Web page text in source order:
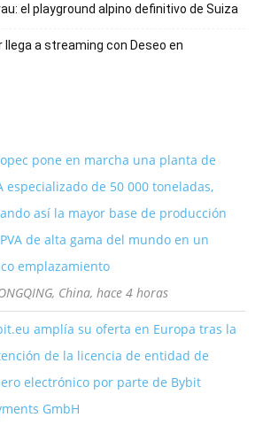
el playground alpino definitivo de Suiza
llega a streaming con Deseo en
pone en marcha una planta de
especializado de 50 000 toneladas,
así la mayor base de producción
de alta gama del mundo en un
emplazamiento
China, hace 4 horas
amplía su oferta en Europa tras la
de la licencia de entidad de
electrónico por parte de Bybit
GmbH